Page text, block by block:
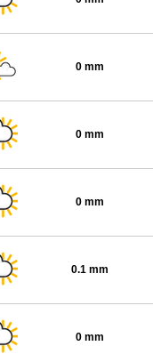
0 mm
0 mm
0 mm
0.1 mm
0 mm